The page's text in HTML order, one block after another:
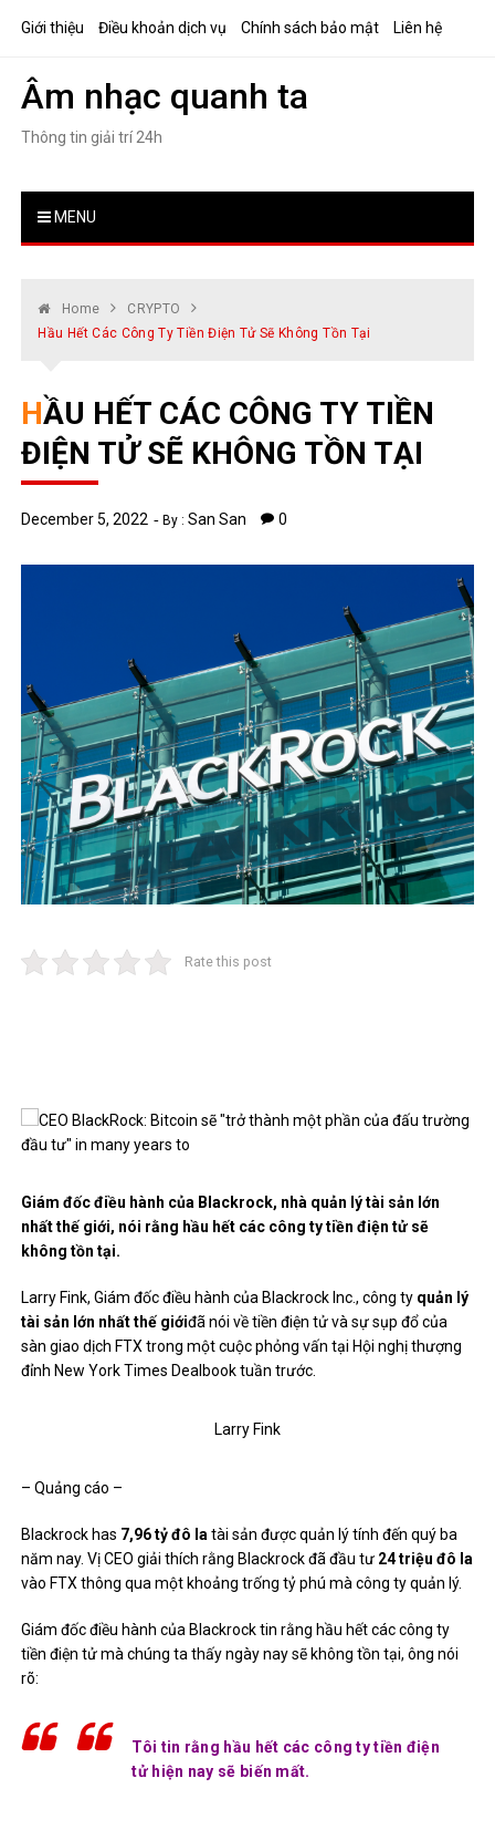
Giới thiệu Điều khoản dịch vụ Chính sách bảo mật Liên hệ
Âm nhạc quanh ta
Thông tin giải trí 24h
MENU
Home
CRYPTO
Hầu Hết Các Công Ty Tiền Điện Tử Sẽ Không Tồn Tại
HẦU HẾT CÁC CÔNG TY TIỀN
ĐIỆN TỬ SẼ KHÔNG TỒN TẠI
December 5, 2022 By :San San 0
Rate this post
Giám đốc điều hành của Blackrock, nhà quản lý tài sản lớn
nhất thế giới, nói rằng hầu hết các công ty tiền điện tử sẽ
không tồn tại.
Larry Fink, Giám đốc điều hành của Blackrock Inc., công ty quản lý
tài sản lớn nhất thế giớiđã nói về tiền điện tử và sự sụp đổ của
sàn giao dịch FTX trong một cuộc phỏng vấn tại Hội nghị thượng
đỉnh New York Times Dealbook tuần trước.
Larry Fink
– Quảng cáo –
Blackrock has 7,96 tỷ đô la tài sản được quản lý tính đến quý ba
năm nay. Vị CEO giải thích rằng Blackrock đã đầu tư 24 triệu đô la
vào FTX thông qua một khoảng trống tỷ phú mà công ty quản lý.
Giám đốc điều hành của Blackrock tin rằng hầu hết các công ty
tiền điện tử mà chúng ta thấy ngày nay sẽ không tồn tại, ông nói
rõ:
Tôi tin rằng hầu hết các công ty tiền điện
tử hiện nay sẽ biến mất.